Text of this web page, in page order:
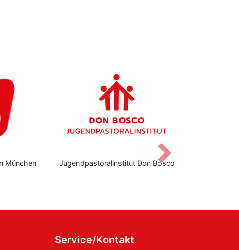
Jugendpastoralinstitut Don Bosco Don Bosco
Vor
Service/Kontakt